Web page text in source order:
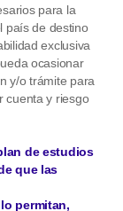
para la
país de destino
exclusiva
ocasionar
y/o trámite para
cuenta y riesgo
de estudios
que las
permitan,